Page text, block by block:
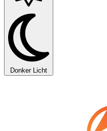
Donker Licht